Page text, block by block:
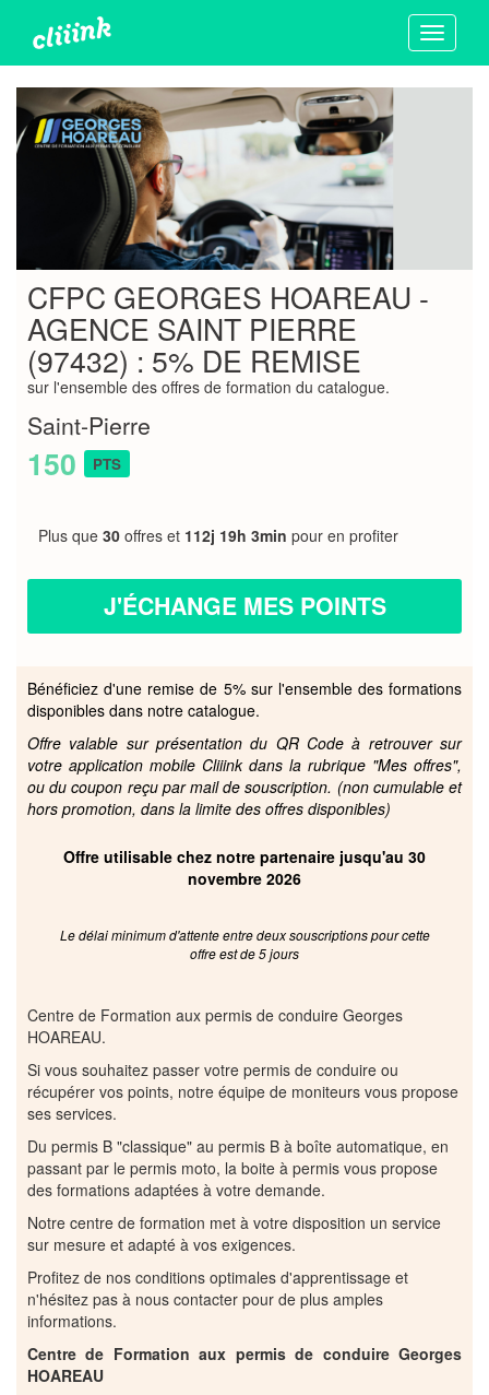
Toggle
CFPC GEORGES HOAREAU -
AGENCE SAINT PIERRE
(97432) : 5% DE REMISE
sur l'ensemble des offres de formation du catalogue.
Saint-Pierre
150 PTS
Plus que 30 offres et 112j 19h 3min pour en profiter
J'ÉCHANGE MES POINTS
Bénéficiez d'une remise de 5% sur l'ensemble des formations
disponibles dans notre catalogue.
Offre valable sur présentation du QR Code à retrouver sur
votre application mobile Cliiink dans la rubrique "Mes offres",
ou du coupon reçu par mail de souscription. (non cumulable et
hors promotion, dans la limite des offres disponibles)
Offre utilisable chez notre partenaire jusqu'au 30
novembre 2026
Le délai minimum d'attente entre deux souscriptions pour cette
offre est de 5 jours
Centre de Formation aux permis de conduire Georges
HOAREAU.
Si vous souhaitez passer votre permis de conduire ou
récupérer vos points, notre équipe de moniteurs vous propose
ses services.
Du permis B "classique" au permis B à boîte automatique, en
passant par le permis moto, la boite à permis vous propose
des formations adaptées à votre demande.
Notre centre de formation met à votre disposition un service
sur mesure et adapté à vos exigences.
Profitez de nos conditions optimales d'apprentissage et
n'hésitez pas à nous contacter pour de plus amples
informations.
Centre de Formation aux permis de conduire Georges
HOAREAU